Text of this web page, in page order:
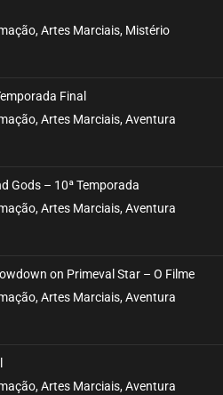
Artes Marciais, Mistério
Final
Artes Marciais, Aventura
Gods – 10ª Temporada
Artes Marciais, Aventura
on Primeval Star – O Filme
Artes Marciais, Aventura
Artes Marciais, Aventura